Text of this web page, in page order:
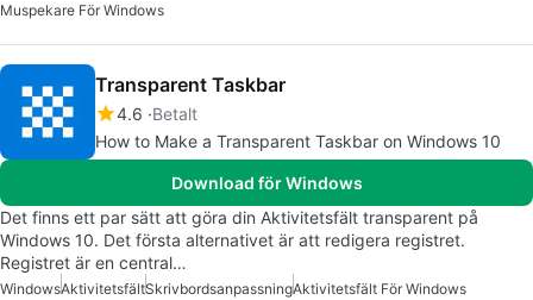
Muspekare För Windows
Transparent Taskbar
4.6 Betalt
How to Make a Transparent Taskbar on Windows 10
Download för Windows
Det finns ett par sätt att göra din Aktivitetsfält transparent på
Windows 10. Det första alternativet är att redigera registret.
Registret är en central…
WindowsAktivitetsfältSkrivbordsanpassningAktivitetsfält För Windows